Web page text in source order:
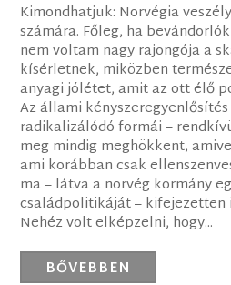
Kimondhatjuk: Norvégia
számára. Főleg, ha
nem voltam nagy rajongója a
kísérletnek, miközben
anyagi jólétet, amit az ott élő
Az állami
radikalizálódó formái –
meg mindig meghökkent,
ami korábban csak
ma – látva a norvég kormány
családpolitikáját – kifejezetten
Nehéz volt elképzelni, hogy...
BŐVEBBEN